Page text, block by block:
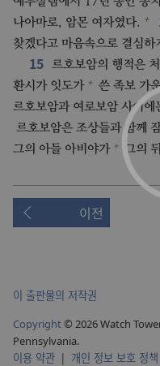
나아마로, 암몬 여자였다. +
찾겠다고 마음속으로 결심하
15 르호보암의 행적은
환시가 잇도가 + 쓴 족보 가
르호보암과 여로보암 사이에
르호보암은 조상들과 함께
그의 아들 아비야가 + 그의
이전
이 출판물의 저작권
Copyright© 2026 Watch
Pennsylvania.
이용 약관 | 개인 정보 보호 정책